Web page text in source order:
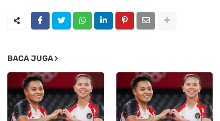
BACA JUGA